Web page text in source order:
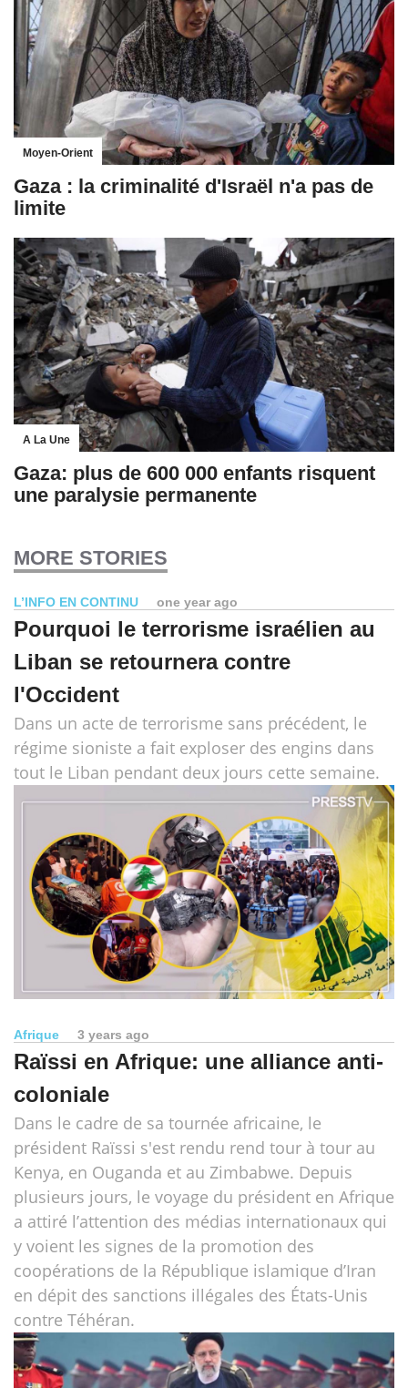
Moyen-Orient
Gaza : la criminalité d'Israël n'a pas de
limite
A La Une
Gaza: plus de 600 000 enfants risquent
une paralysie permanente
MORE STORIES
L’INFO EN CONTINU one year ago
Pourquoi le terrorisme israélien au
Liban se retournera contre
l'Occident
Dans un acte de terrorisme sans précédent, le
régime sioniste a fait exploser des engins dans
tout le Liban pendant deux jours cette semaine.
Afrique 3 years ago
Raïssi en Afrique: une alliance anti-
coloniale
Dans le cadre de sa tournée africaine, le
président Raïssi s'est rendu rend tour à tour au
Kenya, en Ouganda et au Zimbabwe. Depuis
plusieurs jours, le voyage du président en Afrique
a attiré l’attention des médias internationaux qui
y voient les signes de la promotion des
coopérations de la République islamique d’Iran
en dépit des sanctions illégales des États-Unis
contre Téhéran.